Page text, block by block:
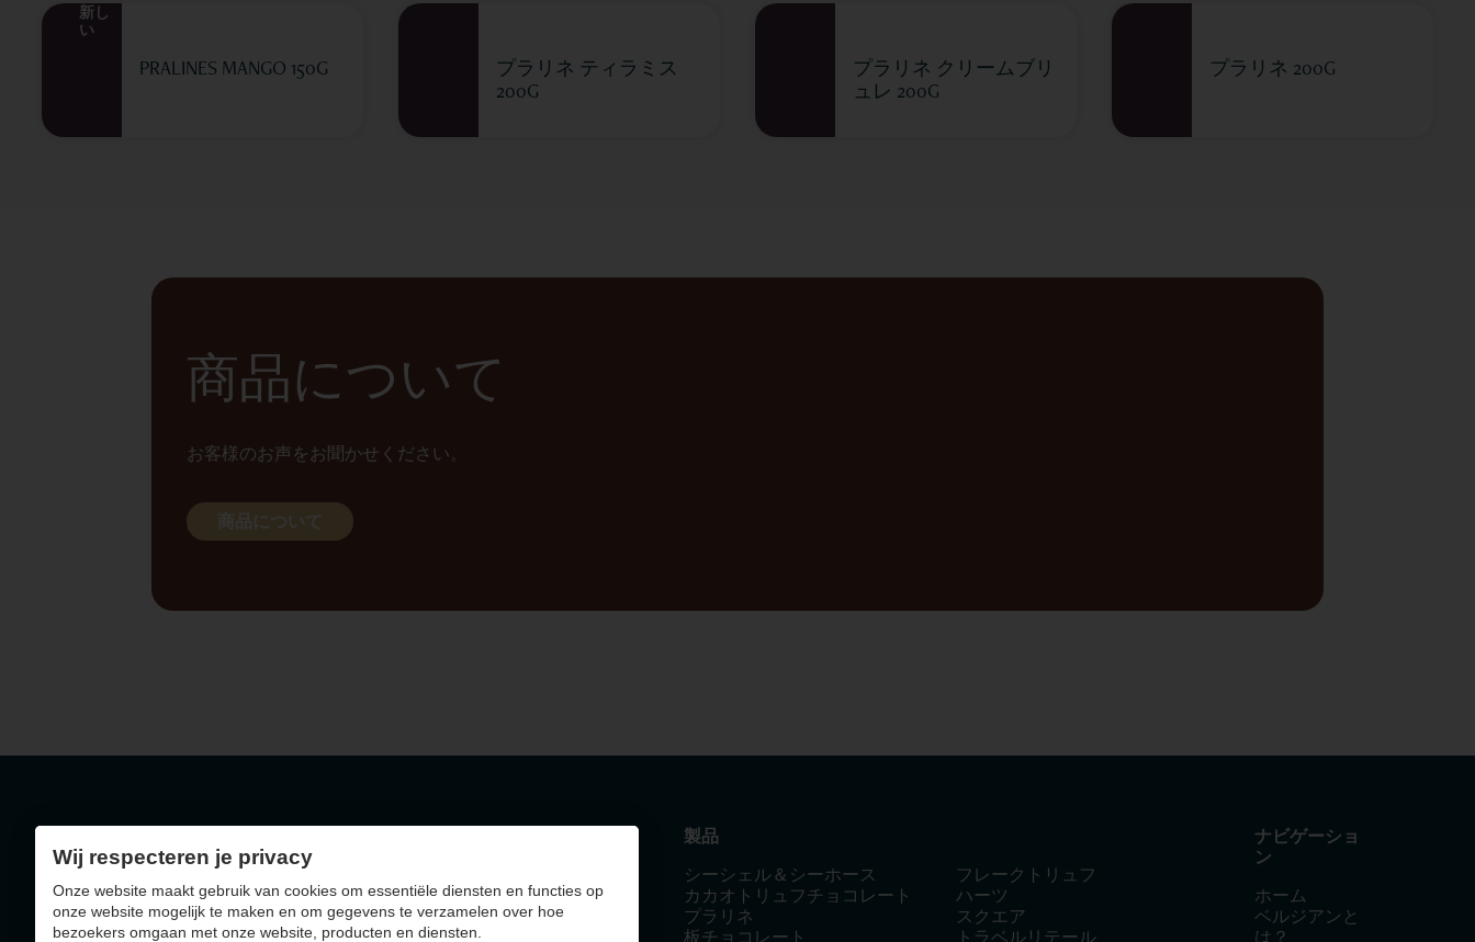
新し
い
PRALINES MANGO 150G
プラリネ ティラミス
200G
プラリネ クリームブリ
ュレ 200G
プラリネ 200G
商品について
お客様のお声をお聞かせください。
商品について
BE0403.788.036
製品
シーシェル＆シーホース
カカオトリュフチョコレート
プラリネ
板チョコレート
フレークトリュフ
ハーツ
スクエア
トラベルリテール
ナビゲーショ
ン
ホーム
ベルジアンと
は？
Wij respecteren je privacy
Onze website maakt gebruik van cookies om essentiële diensten en functies op
onze website mogelijk te maken en om gegevens te verzamelen over hoe
bezoekers omgaan met onze website, producten en diensten.